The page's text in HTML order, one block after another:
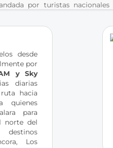
por turistas
de conchas negras y el
que no puedes dejar de
comparativa real de
y una gestión
desde el primer momento.
desde
por
y Sky
diarias
hacia
quienes
para
norte del
destinos
Los